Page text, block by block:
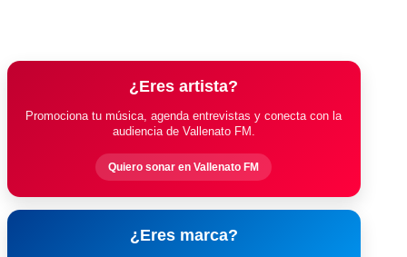
¿Eres artista?
Promociona tu música, agenda entrevistas y conecta con la
audiencia de Vallenato FM.
Quiero sonar en Vallenato FM
¿Eres marca?